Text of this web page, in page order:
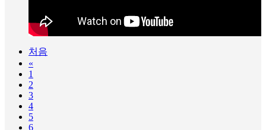
처음
«
1
2
3
4
5
6